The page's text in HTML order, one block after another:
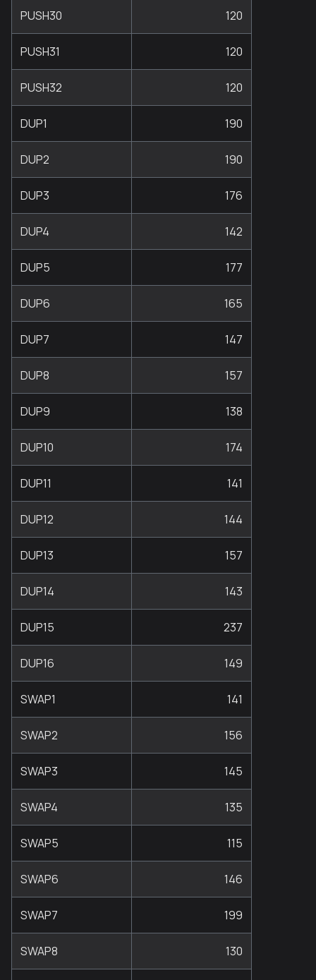
PUSH30 120
PUSH31 120
PUSH32 120
DUP1 190
DUP2 190
DUP3 176
DUP4 142
DUP5 177
DUP6 165
DUP7 147
DUP8 157
DUP9 138
DUP10 174
DUP11 141
DUP12 144
DUP13 157
DUP14 143
DUP15 237
DUP16 149
SWAP1 141
SWAP2 156
SWAP3 145
SWAP4 135
SWAP5 115
SWAP6 146
SWAP7 199
SWAP8 130